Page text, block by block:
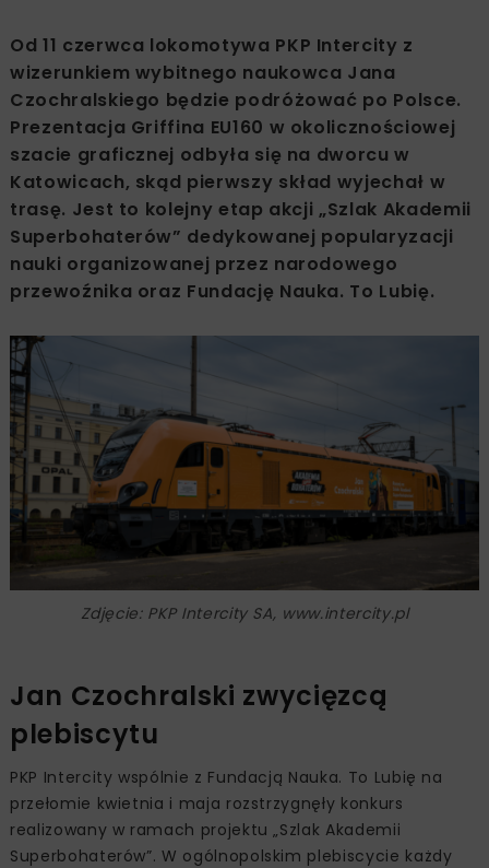
Od 11 czerwca lokomotywa PKP Intercity z
wizerunkiem wybitnego naukowca Jana
Czochralskiego będzie podróżować po Polsce.
Prezentacja Griffina EU160 w okolicznościowej
szacie graficznej odbyła się na dworcu w
Katowicach, skąd pierwszy skład wyjechał w
trasę. Jest to kolejny etap akcji „Szlak Akademii
Superbohaterów” dedykowanej popularyzacji
nauki organizowanej przez narodowego
przewoźnika oraz Fundację Nauka. To Lubię.
Zdjęcie: PKP Intercity SA, www.intercity.pl
Jan Czochralski zwycięzcą
plebiscytu
PKP Intercity wspólnie z Fundacją Nauka. To Lubię na
przełomie kwietnia i maja rozstrzygnęły konkurs
realizowany w ramach projektu „Szlak Akademii
Superbohaterów”. W ogólnopolskim plebiscycie każdy